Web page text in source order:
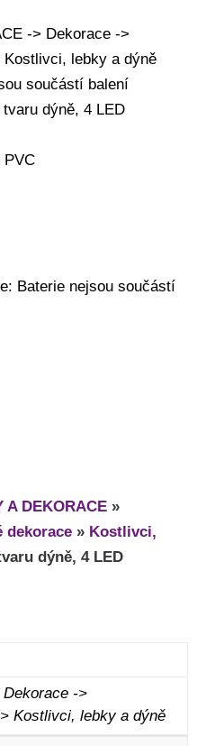
-> Dekorace ->
Kostlivci, lebky a dýně
součástí balení
dýně, 4 LED
PVC
Baterie nejsou součástí
A DEKORACE »
dekorace » Kostlivci,
dýně, 4 LED
Dekorace ->
Kostlivci, lebky a dýně